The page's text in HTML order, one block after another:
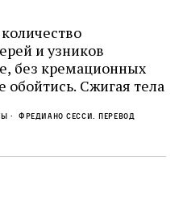
и узников
без кремационных
Cжигая тела
культу смерти, но и
городов,
каждый день в этих
Фредиано Сесси. Перевод